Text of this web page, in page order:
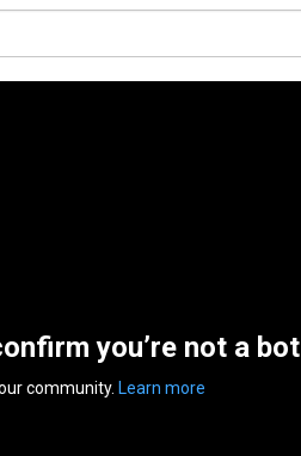
you’re not a bot
community. Learn more